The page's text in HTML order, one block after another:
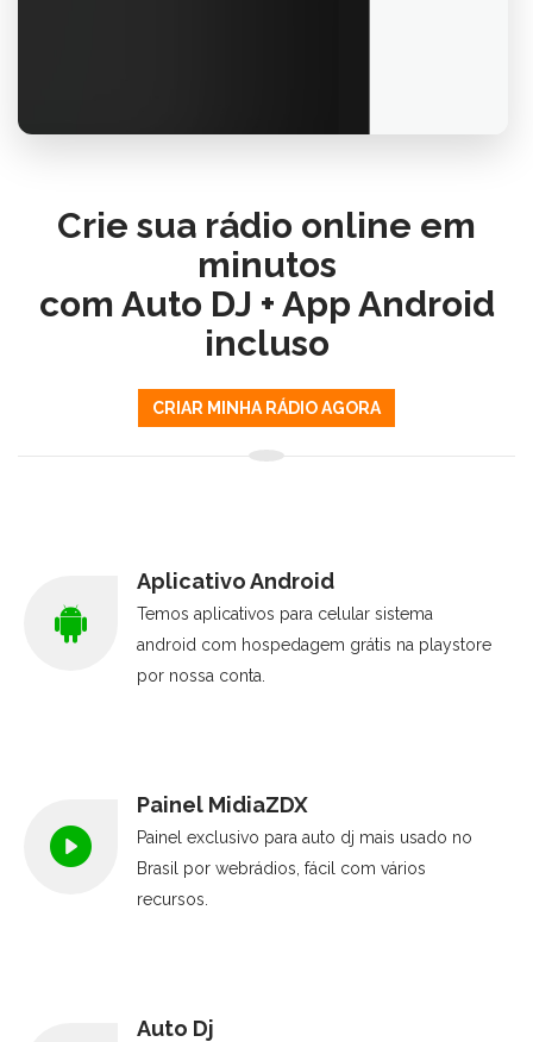
Crie sua rádio online em
minutos
com Auto DJ + App Android
incluso
CRIAR MINHA RÁDIO AGORA
Aplicativo Android
Temos aplicativos para celular sistema
android com hospedagem grátis na playstore
por nossa conta.
Painel MidiaZDX
Painel exclusivo para auto dj mais usado no
Brasil por webrádios, fácil com vários
recursos.
Auto Dj